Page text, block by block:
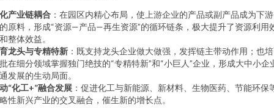
产业链耦合 ：在园区内精心布局，使上游企业的产品或副产品成为下
原料，形成“资源—产品—再生资源”的循环链条，极大提升了资源利用
整体效益。
龙头与专精特新 ：既支持龙头企业做大做强，发挥链主带动作用；也
在细分领域掌握独门绝技的“专精特新”和“小巨人”企业，形成大中小企
发展的生动局面。
“化工+”融合发展 ：促进化工与新能源、新材料、生物医药、节能环保
性新兴产业的交叉融合，催生新的增长点。